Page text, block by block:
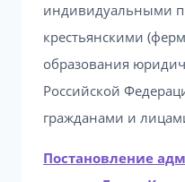
индивидуальными
крестьянскими
образования
Российской
гражданами и
Постановление